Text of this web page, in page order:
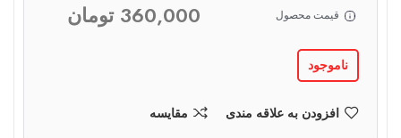
قیمت محصول 360,000 تومان
ناموجود
افزودن به علاقه مندی مقایسه